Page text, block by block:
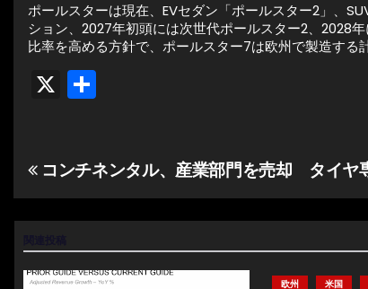
ポールスターは現在、EVセダン「ポールスター2」、
ション、2027年初頭には次世代ポールスター2、2028
比率を高める方針で、ポールスター7は欧州で製造する
X
投
稿
ナ
コンチネンタル、産業部門を売却 タイヤ
欧州 米国